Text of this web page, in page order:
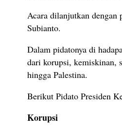
Acara dilanjutkan dengan
Subianto.
Dalam pidatonya di
dari korupsi, kemiskinan,
hingga Palestina.
Berikut Pidato Presiden
Korupsi